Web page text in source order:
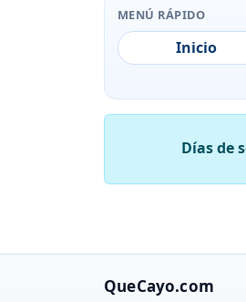
14 Bocas Del Ele
14 Brisas Batallon
14
14 Dariagnis La
14 El Vergel
14 Estacion Real
MENÚ RÁPIDO
Inicio
Días de
QueCayo.com